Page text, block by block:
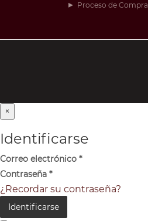
Proceso de Compra
×
Identificarse
Correo electrónico *
Contraseña *
¿Recordar su contraseña?
Identificarse